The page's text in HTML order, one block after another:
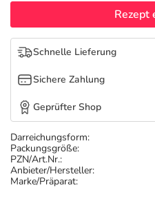
Tierapotheke
Vitamine & Mineralstoffe
Marken
Salus Deals
Darreichungsform:
Packungsgröße:
PZN/Art.Nr.:
Anbieter/Hersteller:
Marke/Präparat:
Rezept
Schnelle Lieferung
Sichere Zahlung
Geprüfter Shop